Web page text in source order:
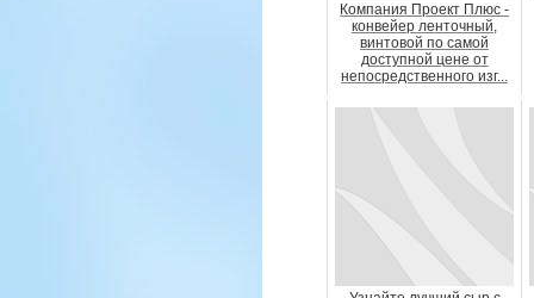
Компания Проект Плюс -
конвейер ленточный,
винтовой по самой
доступной цене от
непосредственного изг...